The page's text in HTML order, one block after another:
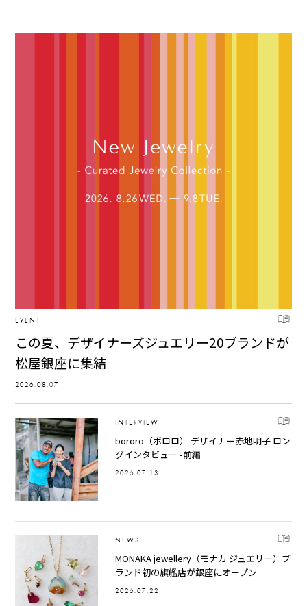
EVENT
この夏、デザイナーズジュエリー20ブランドが
松屋銀座に集結
2026.08.07
INTERVIEW
bororo（ボロロ） デザイナー赤地明子 ロン
グインタビュー -前編
2026.07.13
NEWS
MONAKA jewellery（モナカ ジュエリー）ブ
ランド初の旗艦店が銀座にオープン
2026.07.22